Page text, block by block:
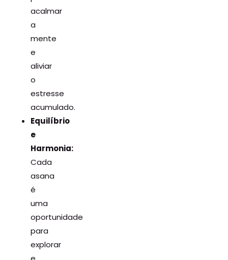
acalmar
a
mente
e
aliviar
o
estresse
acumulado.
Equilíbrio
e
Harmonia:
Cada
asana
é
uma
oportunidade
para
explorar